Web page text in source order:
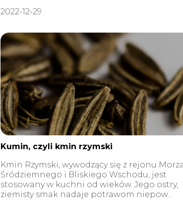
2022-12-29
Kumin, czyli kmin rzymski
Kmin Rzymski, wywodzący się z rejonu
Śródziemnego i Bliskiego Wschodu, jest
stosowany w kuchni od wieków. Jego ostry,
ziemisty smak nadaje potrawom niepow...